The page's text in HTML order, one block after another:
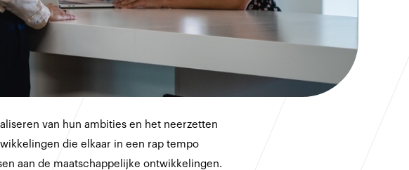
van hun ambities en het neerzetten
die elkaar in een rap tempo
aan de maatschappelijke ontwikkelingen.